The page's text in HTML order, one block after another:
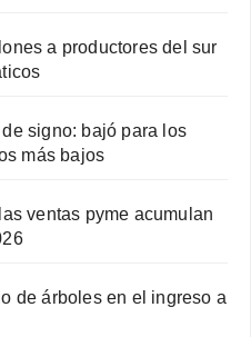
a productores del sur
signo: bajó para los
más bajos
ventas pyme acumulan
de árboles en el ingreso a